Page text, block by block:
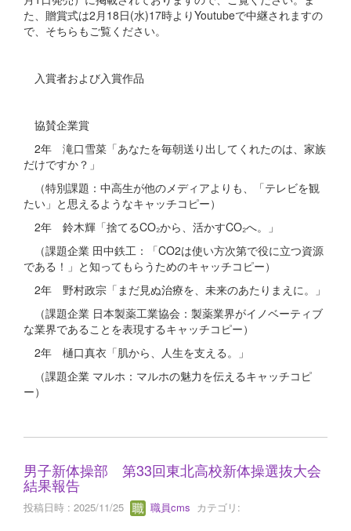
た、贈賞式は2月18日(水)17時よりYoutubeで中継されますの
で、そちらもご覧ください。
入賞者および入賞作品
協賛企業賞
2年 滝口雪菜「あなたを毎朝送り出してくれたのは、家族
だけですか？」
（特別課題：中高生が他のメディアよりも、「テレビを観
たい」と思えるようなキャッチコピー）
2年 鈴木輝「捨てるCO₂から、活かすCO₂へ。」
（課題企業 田中鉄工：「CO2は使い方次第で役に立つ資源
である！」と知ってもらうためのキャッチコピー）
2年 野村政宗「まだ見ぬ治療を、未来のあたりまえに。」
（課題企業 日本製薬工業協会：製薬業界がイノベーティブ
な業界であることを表現するキャッチコピー）
2年 樋口真衣「肌から、人生を支える。」
（課題企業 マルホ：マルホの魅力を伝えるキャッチコピ
ー）
男子新体操部 第33回東北高校新体操選抜大会
結果報告
投稿日時 : 2025/11/25 職員cms カテゴリ: